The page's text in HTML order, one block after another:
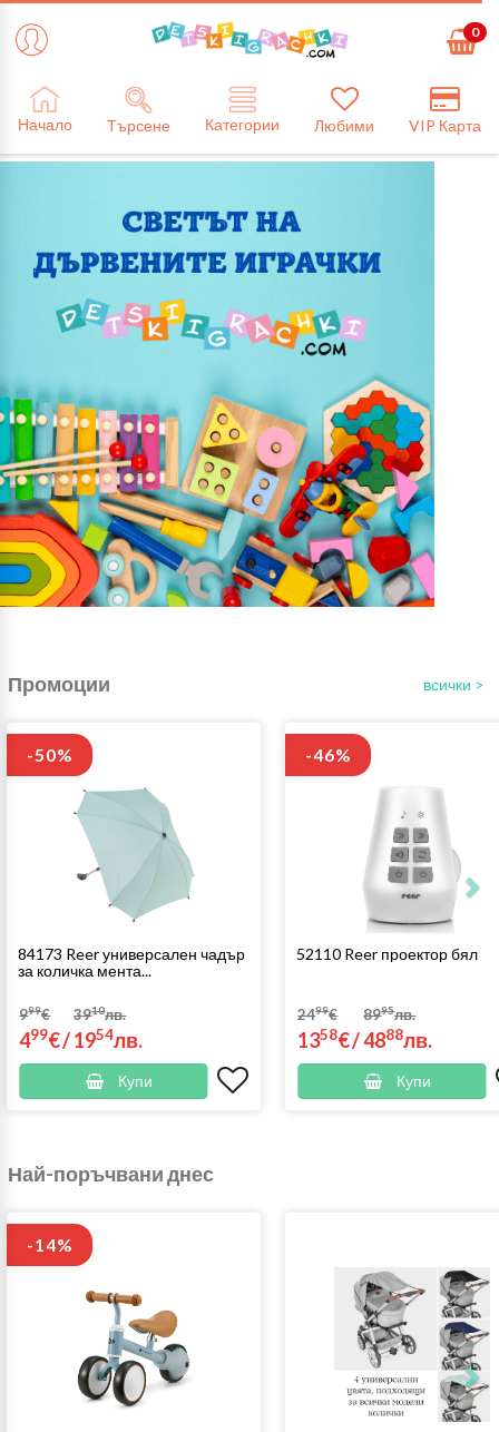
0
Начало Търсене Категории Любими VIP Карта
Промоции всички >
-50%
84173 Reer универсален чадър
за количка мента...
999€
499€/
3910лв.
1954лв.
Купи
-46%
52110 Reer проектор бял
2499€
1358€/
8995лв.
4888лв.
Купи
Най-поръчвани днес
-14%